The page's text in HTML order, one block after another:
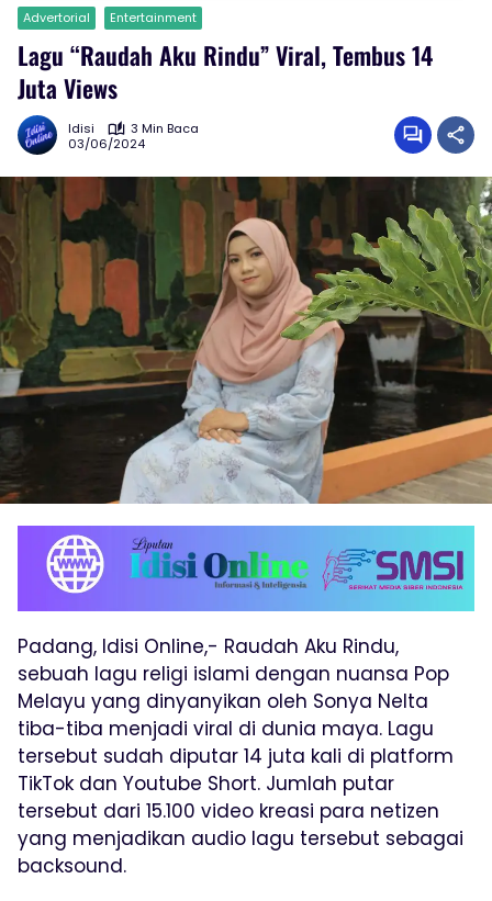
Advertorial Entertainment
Lagu “Raudah Aku Rindu” Viral, Tembus 14
Juta Views
Idisi
3 Min Baca
03/06/2024
Padang, Idisi Online,- Raudah Aku Rindu,
sebuah lagu religi islami dengan nuansa Pop
Melayu yang dinyanyikan oleh Sonya Nelta
tiba-tiba menjadi viral di dunia maya. Lagu
tersebut sudah diputar 14 juta kali di platform
TikTok dan Youtube Short. Jumlah putar
tersebut dari 15.100 video kreasi para netizen
yang menjadikan audio lagu tersebut sebagai
backsound.